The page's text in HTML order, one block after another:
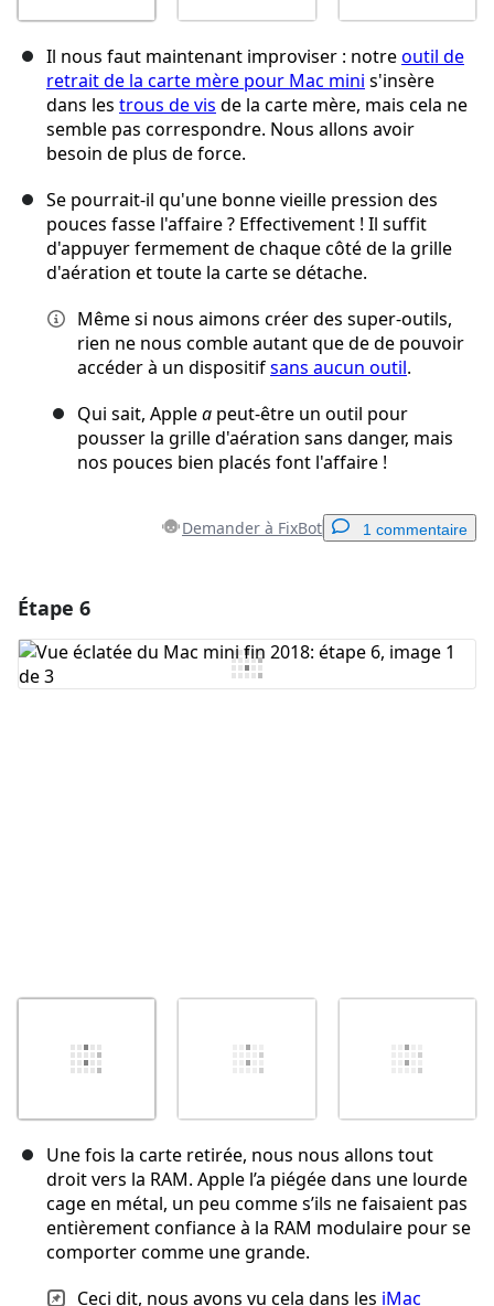
Il nous faut maintenant improviser : notreoutil de
retrait de la carte mère pour Mac mini s'insère
dans les trous de vis de la carte mère, mais cela ne
semble pas correspondre. Nous allons avoir
besoin de plus de force.
Se pourrait-il qu'une bonne vieille pression des
pouces fasse l'affaire ? Effectivement ! Il suffit
d'appuyer fermement de chaque côté de la grille
d'aération et toute la carte se détache.
Même si nous aimons créer des super-outils,
rien ne nous comble autant que de de pouvoir
accéder à un dispositifsans aucun outil.
Qui sait, Applea peut-être un outil pour
pousser la grille d'aération sans danger, mais
nos pouces bien placés font l'affaire !
Demander à FixBot 1 commentaire
Ajouter un commentaire
Étape 6
Une fois la carte retirée, nous nous allons tout
droit vers la RAM. Apple l’a piégée dans une lourde
cage en métal, un peu comme s’ils ne faisaient pas
entièrement confiance à la RAM modulaire pour se
comporter comme une grande.
Ceci dit, nous avons vu cela dans les iMac